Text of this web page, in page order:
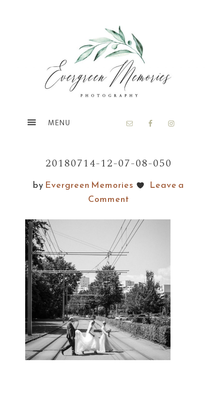
20180714-12-07-08-050
by Evergreen Memories
Leave a
Comment